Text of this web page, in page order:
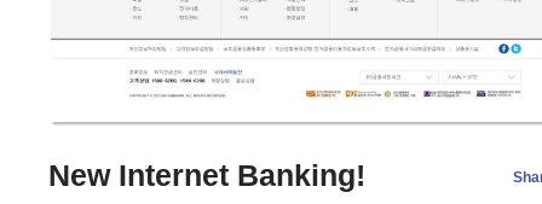
New Internet Banking!